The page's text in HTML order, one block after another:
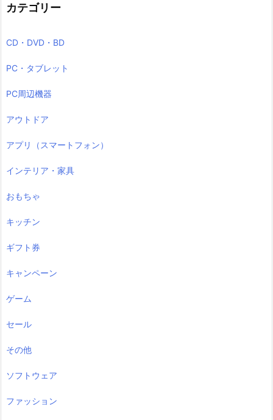
カテゴリー
CD・DVD・BD
PC・タブレット
PC周辺機器
アウトドア
アプリ（スマートフォン）
インテリア・家具
おもちゃ
キッチン
ギフト券
キャンペーン
ゲーム
セール
その他
ソフトウェア
ファッション